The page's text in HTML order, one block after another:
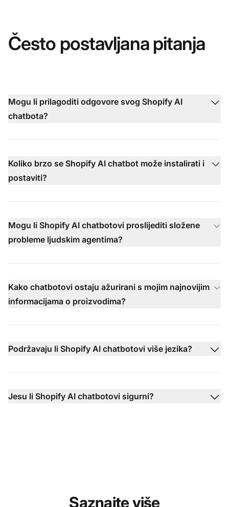
Često postavljana pitanja
Mogu li prilagoditi odgovore svog Shopify AI
chatbota?
Koliko brzo se Shopify AI chatbot može instalirati i
postaviti?
Mogu li Shopify AI chatbotovi proslijediti složene
probleme ljudskim agentima?
Kako chatbotovi ostaju ažurirani s mojim najnovijim
informacijama o proizvodima?
Podržavaju li Shopify AI chatbotovi više jezika?
Jesu li Shopify AI chatbotovi sigurni?
Saznajte više